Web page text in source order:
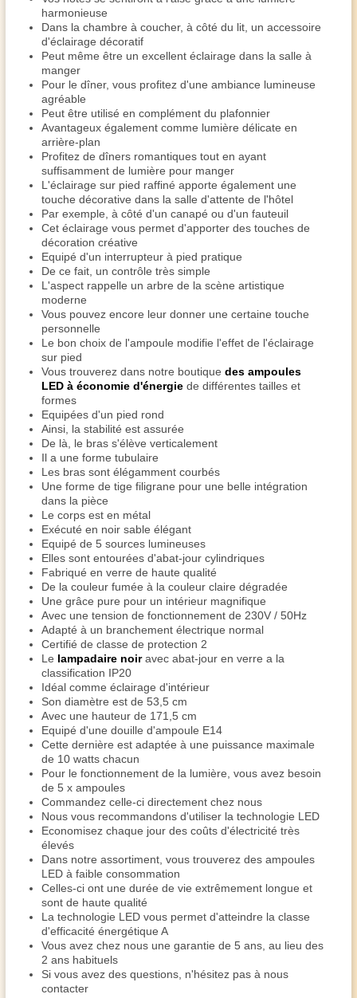
harmonieuse
Dans la chambre à coucher, à côté du lit, un accessoire
d'éclairage décoratif
Peut même être un excellent éclairage dans la salle à
manger
Pour le dîner, vous profitez d'une ambiance lumineuse
agréable
Peut être utilisé en complément du plafonnier
Avantageux également comme lumière délicate en
arrière-plan
Profitez de dîners romantiques tout en ayant
suffisamment de lumière pour manger
L'éclairage sur pied raffiné apporte également une
touche décorative dans la salle d'attente de l'hôtel
Par exemple, à côté d'un canapé ou d'un fauteuil
Cet éclairage vous permet d'apporter des touches de
décoration créative
Equipé d'un interrupteur à pied pratique
De ce fait, un contrôle très simple
L'aspect rappelle un arbre de la scène artistique
moderne
Vous pouvez encore leur donner une certaine touche
personnelle
Le bon choix de l'ampoule modifie l'effet de l'éclairage
sur pied
Vous trouverez dans notre boutique des ampoules
LED à économie d'énergie de différentes tailles et
formes
Equipées d'un pied rond
Ainsi, la stabilité est assurée
De là, le bras s'élève verticalement
Il a une forme tubulaire
Les bras sont élégamment courbés
Une forme de tige filigrane pour une belle intégration
dans la pièce
Le corps est en métal
Exécuté en noir sable élégant
Equipé de 5 sources lumineuses
Elles sont entourées d'abat-jour cylindriques
Fabriqué en verre de haute qualité
De la couleur fumée à la couleur claire dégradée
Une grâce pure pour un intérieur magnifique
Avec une tension de fonctionnement de 230V / 50Hz
Adapté à un branchement électrique normal
Certifié de classe de protection 2
Le lampadaire noiravec abat-jour en verre a la
classification IP20
Idéal comme éclairage d'intérieur
Son diamètre est de 53,5 cm
Avec une hauteur de 171,5 cm
Equipé d'une douille d'ampoule E14
Cette dernière est adaptée à une puissance maximale
de 10 watts chacun
Pour le fonctionnement de la lumière, vous avez besoin
de 5 x ampoules
Commandez celle-ci directement chez nous
Nous vous recommandons d'utiliser la technologie LED
Economisez chaque jour des coûts d'électricité très
élevés
Dans notre assortiment, vous trouverez des ampoules
LED à faible consommation
Celles-ci ont une durée de vie extrêmement longue et
sont de haute qualité
La technologie LED vous permet d'atteindre la classe
d'efficacité énergétique A
Vous avez chez nous une garantie de 5 ans, au lieu des
2 ans habituels
Si vous avez des questions, n'hésitez pas à nous
contacter